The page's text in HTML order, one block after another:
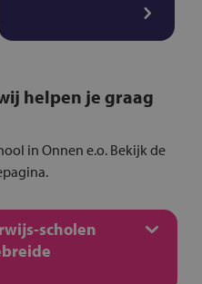
helpen je graag
in Onnen e.o. Bekijk de
scholen